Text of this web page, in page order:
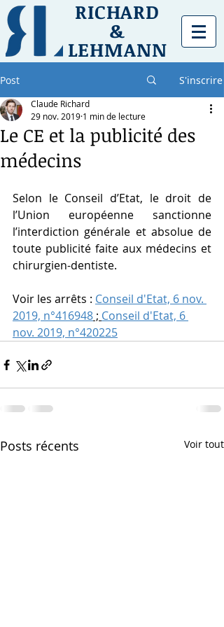
RICHARD
&
LEHMANN
Post S'inscrire
Le CE et la publicité des
médecins
Claude Richard
29 nov. 2019 1 min de lecture
Selon le Conseil d’Etat, le droit de
l’Union européenne sanctionne
l’interdiction générale et absolue de
toute publicité faite aux médecins et
chirurgien-dentiste.
Voir les arrêts : Conseil d'Etat, 6 nov.
2019, n°416948 ; Conseil d'Etat, 6
nov. 2019, n°420225
Posts récents Voir tout